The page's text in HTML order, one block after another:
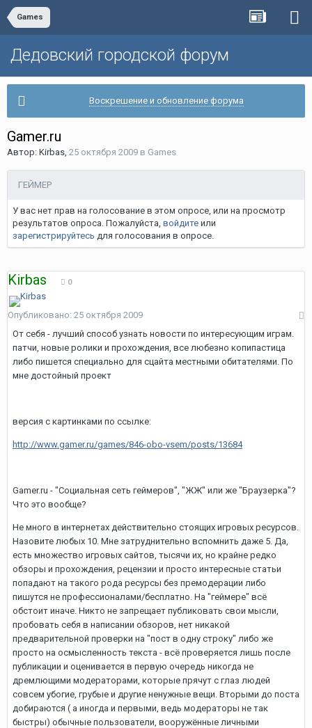
Games
Дедовский городской форум
Воскрешение и обновление форума
Gamer.ru
Автор: Kirbas, 25 октября 2009 в Games
ГЕЙМЕР
У вас нет прав на голосование в этом опросе, или на просмотр
результатов опроса. Пожалуйста, войдите или
зарегистрируйтесь для голосования в опросе.
Kirbas 0
Опубликовано: 25 октября 2009
От себя - лучший способ узнать новости по интересующим играм.
патчи, новые ролики и прохождения, все любезно копипастица
либо пишется специально для сцайта местными обитателями. По
мне достойный проект
версия с картинками по ссылке:
http://www.gamer.ru/games/846-obo-vsem/posts/13684
Gamer.ru - "Социальная сеть геймеров", "ЖЖ" или же "Браузерка"?
Что это вообще?
Не много в интернетах действительно стоящих игровых ресурсов.
Назовите любых 10. Мне затруднительно вспомнить даже 5. Да,
есть множество игровых сайтов, тысячи их, но крайне редко
обзоры и прохождения, рецензии и просто интересные статьи
попадают на такого рода ресурсы без премодерации либо
пишутся не профессионалами/бесплатно. На "геймере" всё
обстоит иначе. Никто не запрещает публиковать свои мысли,
пробовать себя в написании обзоров, нет никакой
предварительной проверки на "пост в одну строку" либо же
просто на осмысленность текста - всё проверяется лишь после
публикации и оценивается в первую очередь никогда не
дремлющими модераторами, которые прячут с глаз людей
совсем убогие, грубые и другие ненужные вещи. Вторыми до поста
добираются ( а иногда и первыми, ведь модераторы не так
быстры) обычные пользователи, вооружённые личными